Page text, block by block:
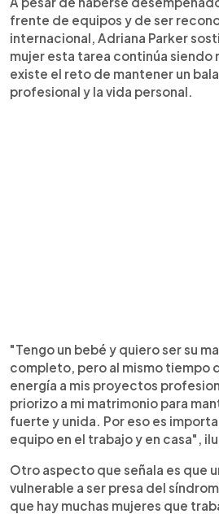
frente de equipos y de ser
internacional, Adriana Parker
mujer esta tarea continúa siendo
existe el reto de mantener un
profesional y la vida personal.
"Tengo un bebé y quiero ser su
completo, pero al mismo tiempo
energía a mis proyectos
priorizo a mi matrimonio para
fuerte y unida. Por eso es
equipo en el trabajo y en casa",
Otro aspecto que señala es que
vulnerable a ser presa del
que hay muchas mujeres que